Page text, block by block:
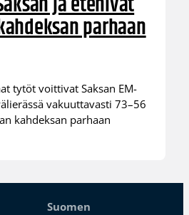
parhaan
tytöt voittivat Saksan EM-
vakuuttavasti 73–56
kahdeksan parhaan
Suomen